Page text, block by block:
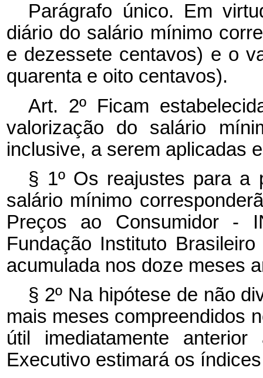
Parágrafo único. Em
diário do salário mínimo
e dezessete centavos) e o
quarenta e oito centavos).
Art. 2º Ficam
valorização do salário
inclusive, a serem aplicadas
§ 1º Os reajustes para a
salário mínimo
Preços ao Consumidor -
Fundação Instituto
acumulada nos doze meses
§ 2º Na hipótese de não
mais meses compreendidos
útil imediatamente
Executivo estimará os